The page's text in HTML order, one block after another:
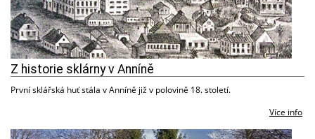
Z historie sklárny v Anníně
První sklářská huť stála v Anníně již v polovině 18. století.
Více info